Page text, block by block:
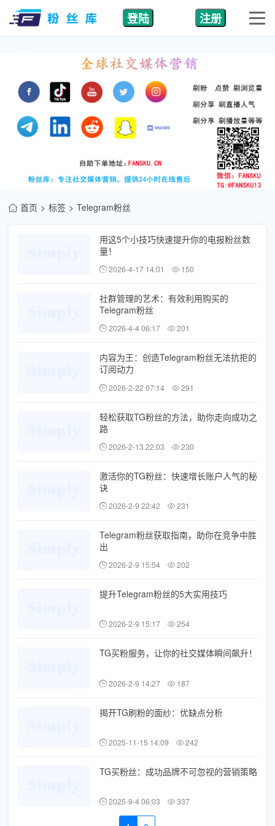
登陆 注册
首页 标签 Telegram粉丝
用这5个小技巧快速提升你的电报粉丝数
量！
2026-4-17 14:01 150
社群管理的艺术：有效利用购买的
Telegram粉丝
2026-4-4 06:17 201
内容为王：创造Telegram粉丝无法抗拒的
订阅动力
2026-2-22 07:14 291
轻松获取TG粉丝的方法，助你走向成功之
路
2026-2-13 22:03 230
激活你的TG粉丝：快速增长账户人气的秘
诀
2026-2-9 22:42 231
Telegram粉丝获取指南，助你在竞争中胜
出
2026-2-9 15:54 202
提升Telegram粉丝的5大实用技巧
2026-2-9 15:17 254
TG买粉服务，让你的社交媒体瞬间飙升！
2026-2-9 14:27 187
揭开TG刷粉的面纱：优缺点分析
2025-11-15 14:09 242
TG买粉丝：成功品牌不可忽视的营销策略
2025-9-4 06:03 337